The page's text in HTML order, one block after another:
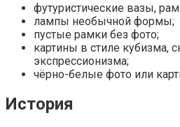
футуристические вазы,
лампы необычной формы;
пустые рамки без фото;
картины в стиле кубизма,
экспрессионизма;
чёрно-белые фото или
История